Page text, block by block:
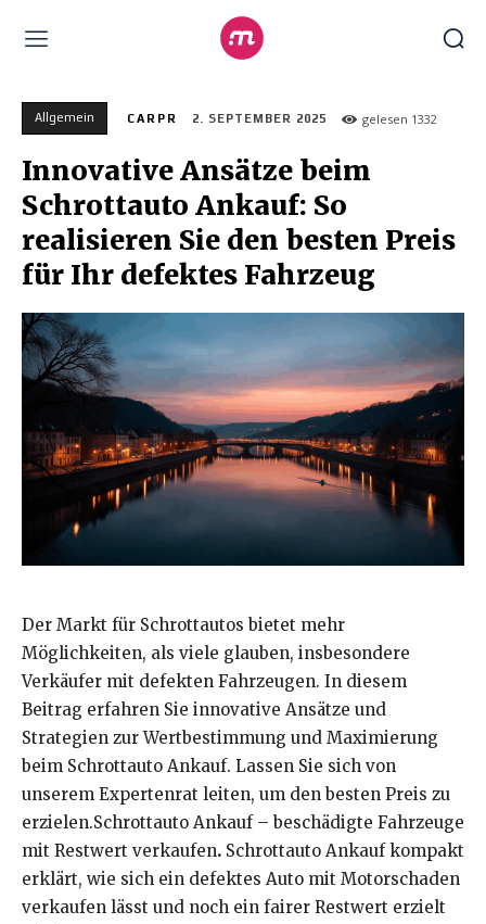
Allgemein CARPR 2. SEPTEMBER 2025 gelesen 1332
Innovative Ansätze beim
Schrottauto Ankauf: So
realisieren Sie den besten Preis
für Ihr defektes Fahrzeug
Der Markt für Schrottautos bietet mehr
Möglichkeiten, als viele glauben, insbesondere
Verkäufer mit defekten Fahrzeugen. In diesem
Beitrag erfahren Sie innovative Ansätze und
Strategien zur Wertbestimmung und Maximierung
beim Schrottauto Ankauf. Lassen Sie sich von
unserem Expertenrat leiten, um den besten Preis zu
erzielen.Schrottauto Ankauf – beschädigte Fahrzeuge
mit Restwert verkaufen. Schrottauto Ankauf kompakt
erklärt, wie sich ein defektes Auto mit Motorschaden
verkaufen lässt und noch ein fairer Restwert erzielt